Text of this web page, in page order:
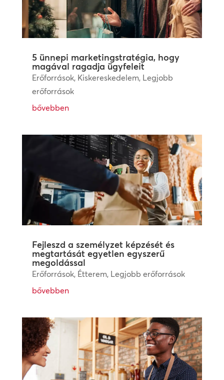
5 ünnepi marketingstratégia, hogy
magával ragadja ügyfeleit
Erőforrások, Kiskereskedelem, Legjobb
erőforrások
bővebben
Fejleszd a személyzet képzését és
megtartását egyetlen egyszerű
megoldással
Erőforrások, Étterem, Legjobb erőforrások
bővebben